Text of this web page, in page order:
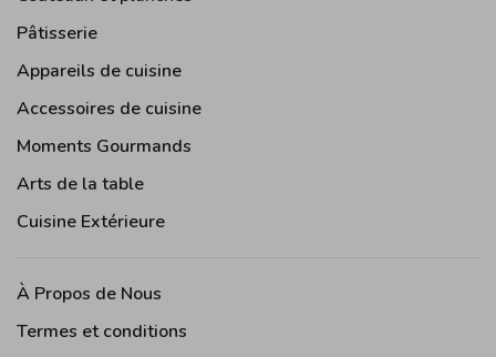
Pâtisserie
Appareils de cuisine
Accessoires de cuisine
Moments Gourmands
Arts de la table
Cuisine Extérieure
À Propos de Nous
Termes et conditions